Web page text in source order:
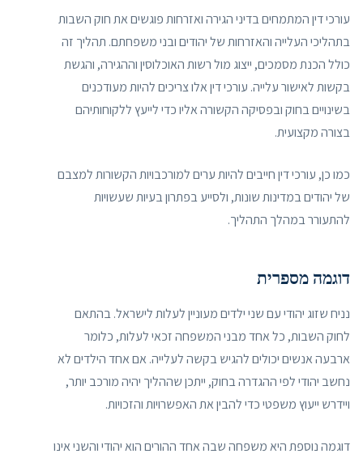
עורכי דין המתמחים בדיני הגירה ואזרחות פוגשים את חוק השבות
בתהליכי העלייה והאזרחות של יהודים ובני משפחתם. תהליך זה
כולל הכנת מסמכים, ייצוג מול רשות האוכלוסין וההגירה, והגשת
בקשות לאישור עלייה. עורכי דין אלו צריכים להיות מעודכנים
בשינויים בחוק ובפסיקה הקשורה אליו כדי לייעץ ללקוחותיהם
בצורה מקצועית.
כמו כן, עורכי דין חייבים להיות ערים למורכבויות הקשורות למצבם
של יהודים במדינות שונות, ולסייע בפתרון בעיות שעשויות
להתעורר במהלך התהליך.
דוגמה מספרית
נניח שזוג יהודי עם שני ילדים מעוניין לעלות לישראל. בהתאם
לחוק השבות, כל אחד מבני המשפחה זכאי לעלות, כלומר
ארבעה אנשים יכולים להגיש בקשה לעלייה. אם אחד הילדים לא
נחשב יהודי לפי ההגדרה בחוק, ייתכן שההליך יהיה מורכב יותר,
ויידרש ייעוץ משפטי כדי להבין את האפשרויות והזכויות.
דוגמה נוספת היא משפחה שבה אחד ההורים הוא יהודי והשני אינו